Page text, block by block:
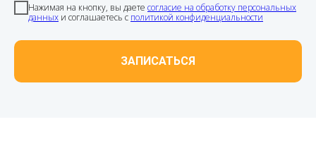
Нажимая на кнопку, вы даете согласие на обработку персональных
данных и соглашаетесь c политикой конфиденциальности
ЗАПИСАТЬСЯ